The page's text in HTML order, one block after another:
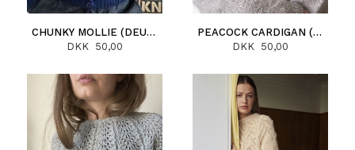
CHUNKY MOLLIE (DEUTSCH)
DKK 50,00
PEACOCK CARDIGAN (DEUTSCH)
DKK 50,00